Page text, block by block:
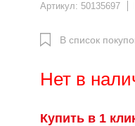
Артикул: 50135697
В список
Нет в
Купить в 1